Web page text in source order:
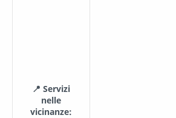
📍 Servizi
nelle
vicinanze: